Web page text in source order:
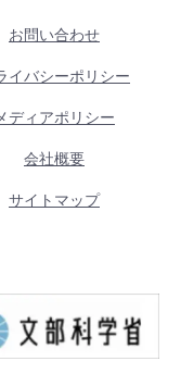
お問い合わせ
イバシーポリシー
ディアポリシー
会社概要
サイトマップ